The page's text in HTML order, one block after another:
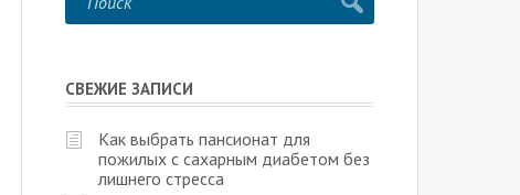
СВЕЖИЕ ЗАПИСИ
Как выбрать пансионат для
пожилых с сахарным диабетом без
лишнего стресса